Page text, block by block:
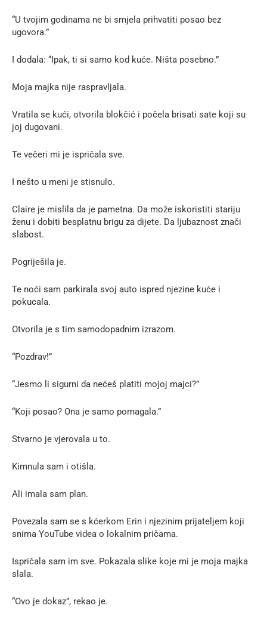
“U tvojim godinama ne bi smjela prihvatiti posao bez
ugovora.”
I dodala: “Ipak, ti si samo kod kuće. Ništa posebno.”
Moja majka nije raspravljala.
Vratila se kući, otvorila blokčić i počela brisati sate koji su
joj dugovani.
Te večeri mi je ispričala sve.
I nešto u meni je stisnulo.
Claire je mislila da je pametna. Da može iskoristiti stariju
ženu i dobiti besplatnu brigu za dijete. Da ljubaznost znači
slabost.
Pogriješila je.
Te noći sam parkirala svoj auto ispred njezine kuće i
pokucala.
Otvorila je s tim samodopadnim izrazom.
“Pozdrav!”
“Jesmo li sigurni da nećeš platiti mojoj majci?”
“Koji posao? Ona je samo pomagala.”
Stvarno je vjerovala u to.
Kimnula sam i otišla.
Ali imala sam plan.
Povezala sam se s kćerkom Erin i njezinim prijateljem koji
snima YouTube videa o lokalnim pričama.
Ispričala sam im sve. Pokazala slike koje mi je moja majka
slala.
“Ovo je dokaz”, rekao je.